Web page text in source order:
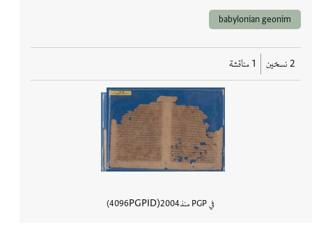
babylonian geonim
2 نسخين 1 مناقشة
في PGP منذ 2004
PGPID
4096